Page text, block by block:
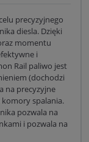
precyzyjnego
diesla. Dzięki
momentu
i
Rail paliwo jest
(dochodzi
na precyzyjne
spalania.
pozwala na
i pozwala na